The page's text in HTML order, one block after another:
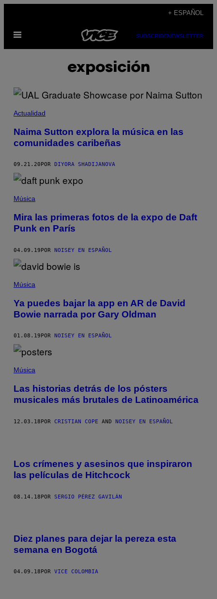
contenido
+ ESPAÑOL
Abrir
SUBSCRIBENEWSLETTER
exposición
Actualidad
Naima Sutton explora la música en las
comunidades caribeñas
09.21.20 POR DIYORA SHADIJANOVA
Música
Mira las primeras fotos de la expo de Daft
Punk en París
04.09.19POR NOISEY EN ESPAÑOL
Música
Ya puedes bajar la app en AR de David
Bowie narrada por Gary Oldman
01.08.19 POR NOISEY EN ESPAÑOL
Música
Las historias detrás de los pósters
musicales más brutales de Latinoamérica
12.03.18POR CRISTIAN COPE AND NOISEY EN ESPAÑOL
Los crímenes y asesinos que inspiraron
las películas de Hitchcock
08.14.18POR SERGIO PÉREZ GAVILÁN
Diez planes para dejar la pereza esta
semana en Bogotá
04.09.18 POR VICE COLOMBIA